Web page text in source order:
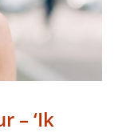
– ‘Ik